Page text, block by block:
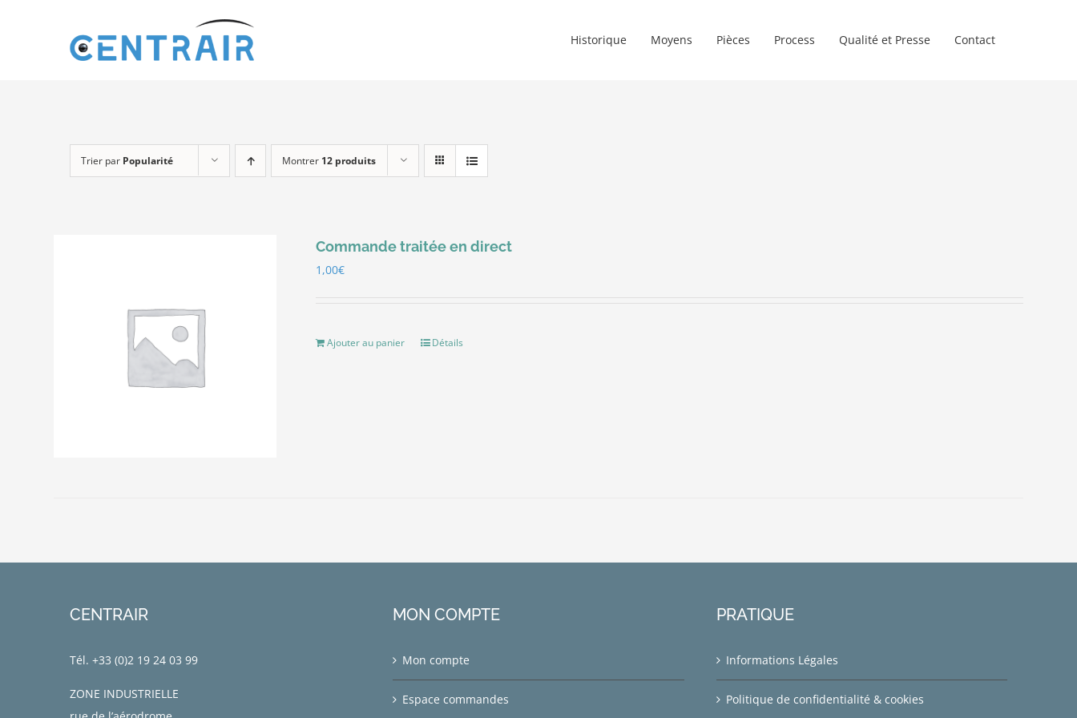
Historique Moyens Pièces Process Qualité et Presse Contact
Trier par Popularité Montrer 12 produits
Commande traitée en direct
1,00€
Ajouter au panier Détails
CENTRAIR
Tél. +33 (0)2 19 24 03 99
ZONE INDUSTRIELLE
MON COMPTE
Mon compte
Espace commandes
PRATIQUE
Informations Légales
Politique de confidentialité & cookies